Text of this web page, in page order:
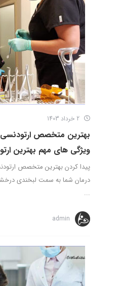
بهترین متخصص ارتودنسی
ویژگی های مهم بهترین
پیدا کردن بهترین متخصص
درمان شما به سمت لبخندی
...
admin